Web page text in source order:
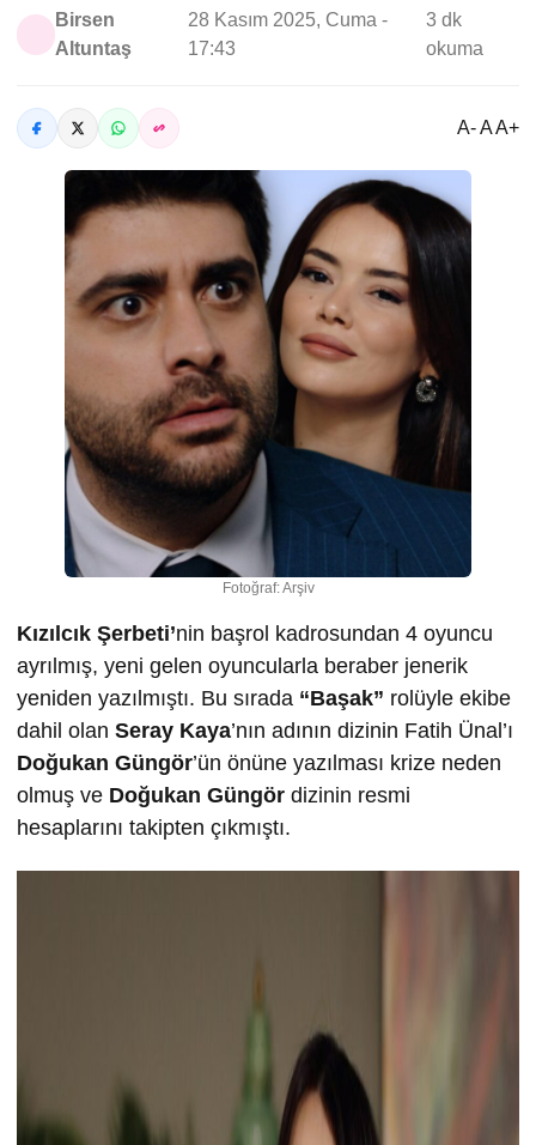
Birsen
Altuntaş
28 Kasım 2025, Cuma -
17:43
3 dk
okuma
A- A A+
Fotoğraf: Arşiv
Kızılcık Şerbeti’nin başrol kadrosundan 4 oyuncu
ayrılmış, yeni gelen oyuncularla beraber jenerik
yeniden yazılmıştı. Bu sırada “Başak” rolüyle ekibe
dahil olan Seray Kaya’nın adının dizinin Fatih Ünal’ı
Doğukan Güngör’ün önüne yazılması krize neden
olmuş ve Doğukan Güngör dizinin resmi
hesaplarını takipten çıkmıştı.